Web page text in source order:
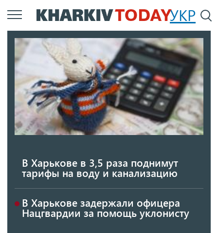
Перейти
к
содержанию
УКР
В Харькове в 3,5 раза поднимут
тарифы на воду и канализацию
В Харькове задержали офицера
Нацгвардии за помощь уклонисту